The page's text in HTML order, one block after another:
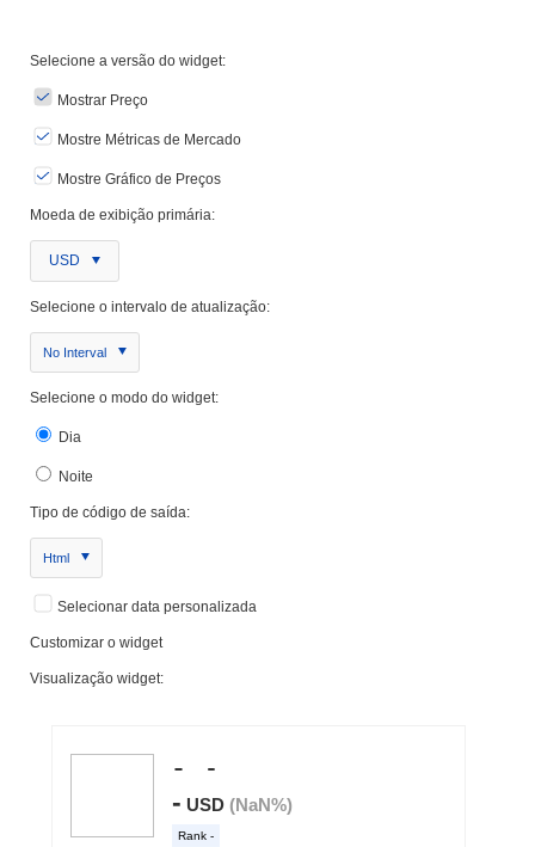
Selecione a versão do widget:
Mostrar Preço
Mostre Métricas de Mercado
Mostre Gráfico de Preços
Moeda de exibição primária:
USD
Selecione o intervalo de atualização:
No Interval
Selecione o modo do widget:
Dia
Noite
Tipo de código de saída:
Html
Selecionar data personalizada
Customizar o widget
Visualização widget: